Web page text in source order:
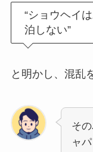
“ショウヘイ
泊しない”
と明かし、混乱
そ
ャ